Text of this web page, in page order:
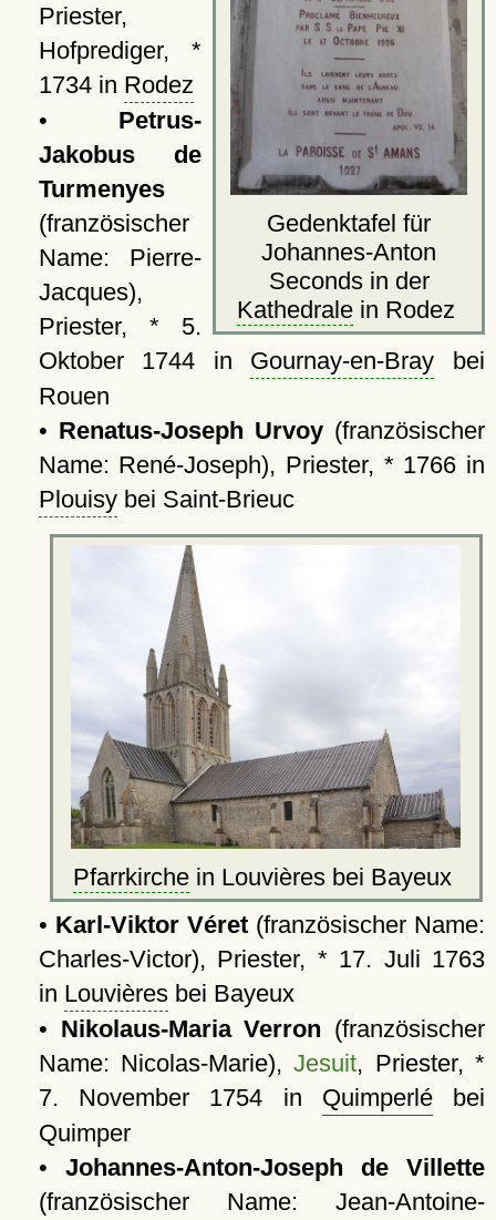
Gedenktafel für
Johannes-Anton
Seconds in der
Kathedralein Rodez
Priester,
Hofprediger, *
1734 in Rodez
• Petrus-
Jakobus de
Turmenyes
(französischer
Name: Pierre-
Jacques),
Priester, * 5.
Oktober 1744 in Gournay-en-Bray bei
Rouen
• Renatus-Joseph Urvoy(französischer
Name: René-Joseph), Priester, * 1766 in
Plouisybei Saint-Brieuc
Pfarrkirche in Louvières bei Bayeux
• Karl-Viktor Véret(französischer Name:
Charles-Victor), Priester, * 17. Juli 1763
in Louvièresbei Bayeux
• Nikolaus-Maria Verron (französischer
Name: Nicolas-Marie),Jesuit, Priester, *
7. November 1754 in Quimperlébei
Quimper
• Johannes-Anton-Joseph de Villette
(französischer Name: Jean-Antoine-